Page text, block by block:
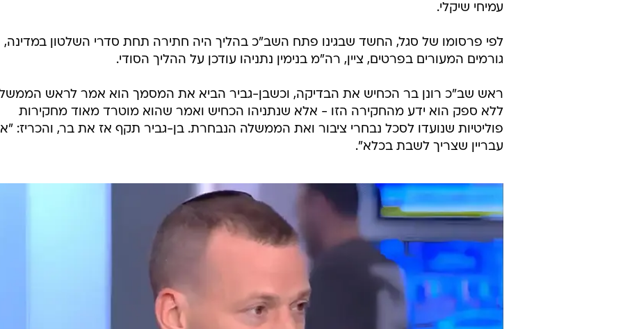
עמיחי שיקלי.
לפי פרסומו של סגל, החשד שבגינו פתח השב"כ בהליך היה חתירה תחת סדרי השלטון במדינה,
גורמים המעורים בפרטים, ציין, רה"מ בנימין נתניהו עודכן על ההליך הסודי.
ראש שב"כ רונן בר הכחיש את הבדיקה, וכשבן-גביר הביא את המסמך הוא אמר לראש
ללא ספק הוא ידע מהחקירה הזו - אלא שנתניהו הכחיש ואמר שהוא מוטרד מאוד מחקירות
פוליטיות שנועדו לסכל נבחרי ציבור ואת הממשלה הנבחרת. בן-גביר תקף אז את בר, והכריז:
עבריין שצריך לשבת בכלא".